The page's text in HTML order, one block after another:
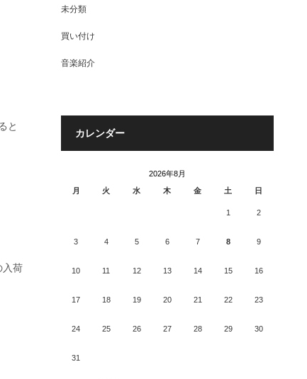
と
入荷
未分類
買い付け
音楽紹介
カレンダー
2026年8月
月
火 水 木 金 土 日
1 2
3 4 5 6 7 8 9
10 11 12 13 14 15 16
17 18 19 20 21 22 23
24 25 26 27 28 29 30
31